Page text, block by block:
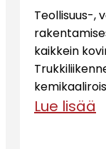
Teollisuus-,
kaikkein
Lue lisää